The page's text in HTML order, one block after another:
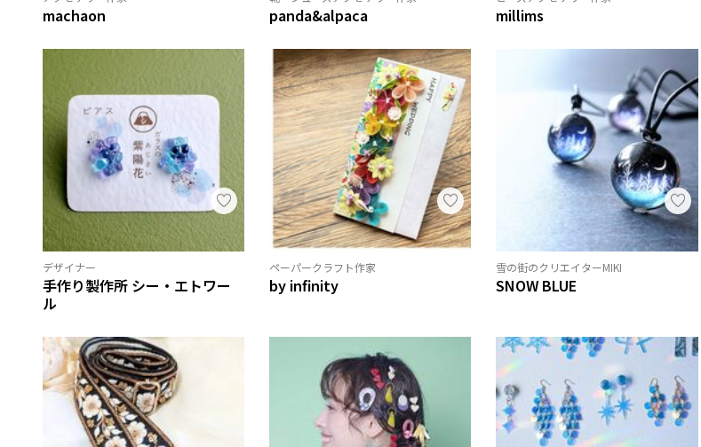
machaon panda&alpaca millims
デザイナー
手作り製作所 シー・エトワー
ル
ペーパークラフト作家
by infinity
雪の街のクリエイターMIKI
SNOW BLUE